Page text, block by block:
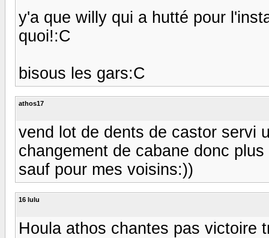
y'a que willy qui a hutté pour
quoi!:C
bisous les gars:C
athos17
vend lot de dents de castor servi
changement de cabane donc
sauf pour mes voisins:))
16 lulu
Houla athos chantes pas victoire